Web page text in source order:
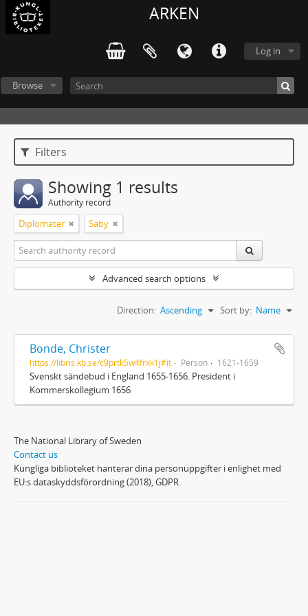
ARKEN
Log in
Browse
Filters
Showing 1 results
Authority record
Diplomater Säby
Advanced search options
Sort by: Name
Direction: Ascending
Bonde, Christer
https://libris.kb.se/c9prtk5w4frxk1j#it Person 1621-1659
Svenskt sändebud i England 1655-1656. President i
Kommerskollegium 1656
The National Library of Sweden
Contact us
Kungliga biblioteket hanterar dina personuppgifter i enlighet med
EU:s dataskyddsförordning (2018), GDPR.